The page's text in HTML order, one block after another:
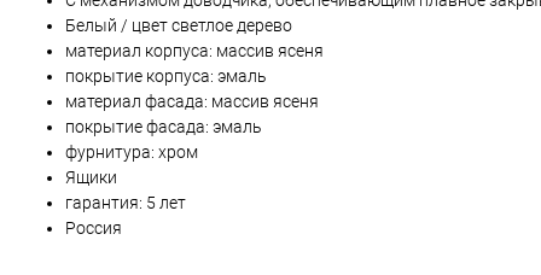
Белый / цвет светлое дерево
материал корпуса: массив ясеня
покрытие корпуса: эмаль
материал фасада: массив ясеня
покрытие фасада: эмаль
фурнитура: хром
Ящики
гарантия: 5 лет
Россия